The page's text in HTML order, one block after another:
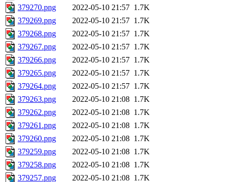
379270.png
2022-05-10 21:57 1.7K
379269.png
2022-05-10 21:57 1.7K
379268.png
2022-05-10 21:57 1.7K
379267.png
2022-05-10 21:57 1.7K
379266.png
2022-05-10 21:57 1.7K
379265.png
2022-05-10 21:57 1.7K
379264.png
2022-05-10 21:57 1.7K
379263.png
2022-05-10 21:08 1.7K
379262.png
2022-05-10 21:08 1.7K
379261.png
2022-05-10 21:08 1.7K
379260.png
2022-05-10 21:08 1.7K
379259.png
2022-05-10 21:08 1.7K
379258.png
2022-05-10 21:08 1.7K
379257.png
2022-05-10 21:08 1.7K